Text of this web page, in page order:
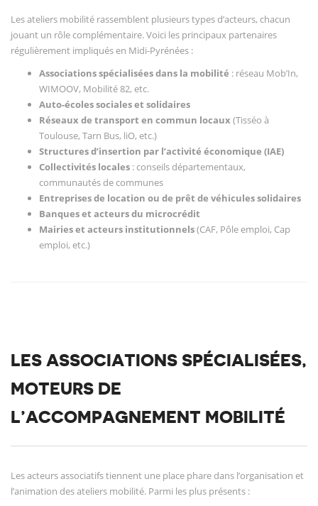
Les ateliers mobilité rassemblent plusieurs types d’acteurs, chacun
jouant un rôle complémentaire. Voici les principaux partenaires
régulièrement impliqués en Midi-Pyrénées :
Associations spécialisées dans la mobilité : réseau Mob’In,
WIMOOV, Mobilité 82, etc.
Auto-écoles sociales et solidaires
Réseaux de transport en commun locaux (Tisséo à
Toulouse, Tarn Bus, liO, etc.)
Structures d’insertion par l’activité économique (IAE)
Collectivités locales : conseils départementaux,
communautés de communes
Entreprises de location ou de prêt de véhicules solidaires
Banques et acteurs du microcrédit
Mairies et acteurs institutionnels(CAF, Pôle emploi, Cap
emploi, etc.)
LES ASSOCIATIONS SPÉCIALISÉES,
MOTEURS DE
L’ACCOMPAGNEMENT MOBILITÉ
Les acteurs associatifs tiennent une place phare dans l’organisation et
l’animation des ateliers mobilité. Parmi les plus présents :